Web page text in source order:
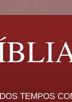
TEMPOS